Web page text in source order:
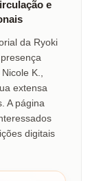
e
da Ryoki
K.,
extensa
A página
digitais